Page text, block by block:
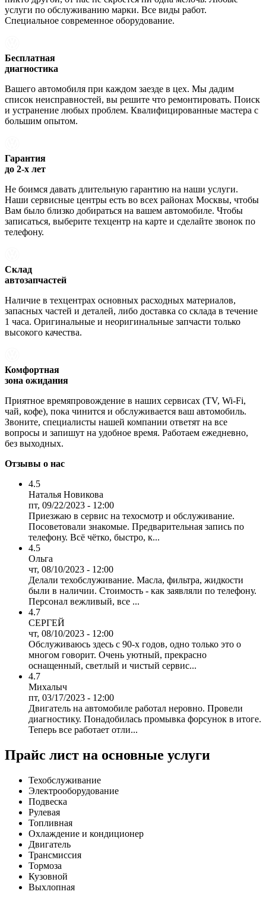
услуги по обслуживанию марки. Все виды работ.
Специальное современное оборудование.
Бесплатная
диагностика
Вашего автомобиля при каждом заезде в цех. Мы дадим
список неисправностей, вы решите что ремонтировать. Поиск
и устранение любых проблем. Квалифицированные мастера с
большим опытом.
Гарантия
до 2-х лет
Не боимся давать длительную гарантию на наши услуги.
Наши сервисные центры есть во всех районах Москвы, чтобы
Вам было близко добираться на вашем автомобиле. Чтобы
записаться, выберите техцентр на карте и сделайте звонок по
телефону.
Склад
автозапчастей
Наличие в техцентрах основных расходных материалов,
запасных частей и деталей, либо доставка со склада в течение
1 часа. Оригинальные и неоригинальные запчасти только
высокого качества.
Комфортная
зона ожидания
Приятное времяпровождение в наших сервисах (TV, Wi-Fi,
чай, кофе), пока чинится и обслуживается ваш автомобиль.
Звоните, специалисты нашей компании ответят на все
вопросы и запишут на удобное время. Работаем ежедневно,
без выходных.
Отзывы о нас
4.5
Наталья Новикова
пт, 09/22/2023 - 12:00
Приезжаю в сервис на техосмотр и обслуживание.
Посоветовали знакомые. Предварительная запись по
телефону. Всё чётко, быстро, к...
4.5
Ольга
чт, 08/10/2023 - 12:00
Делали техобслуживание. Масла, фильтра, жидкости
были в наличии. Стоимость - как заявляли по телефону.
Персонал вежливый, все ...
4.7
СЕРГЕЙ
чт, 08/10/2023 - 12:00
Обслуживаюсь здесь с 90-х годов, одно только это о
многом говорит. Очень уютный, прекрасно
оснащенный, светлый и чистый сервис...
4.7
Михалыч
пт, 03/17/2023 - 12:00
Двигатель на автомобиле работал неровно. Провели
диагностику. Понадобилась промывка форсунок в итоге.
Теперь все работает отли...
Прайс лист на основные услуги
Техобслуживание
Электрооборудование
Подвеска
Рулевая
Топливная
Охлаждение и кондиционер
Двигатель
Трансмиссия
Тормоза
Кузовной
Выхлопная